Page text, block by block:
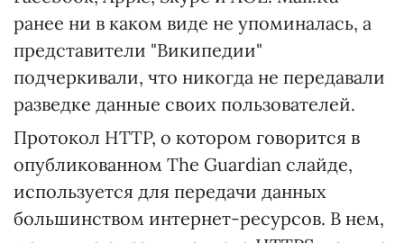
ранее ни в каком виде не упоминалась, а
представители "Википедии"
подчеркивали, что никогда не передавали
разведке данные своих пользователей.
Протокол HTTP, о котором говорится в
опубликованном The Guardian слайде,
используется для передачи данных
большинством интернет-ресурсов. В нем,